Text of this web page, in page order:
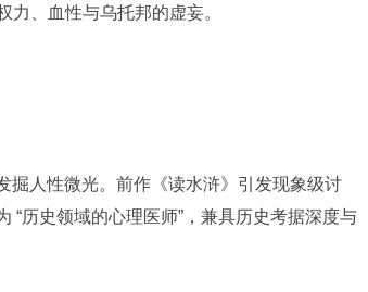
力、血性与乌托邦的虚妄。
掘人性微光。前作《读水浒》引发现象级讨
“历史领域的心理医师”，兼具历史考据深度与